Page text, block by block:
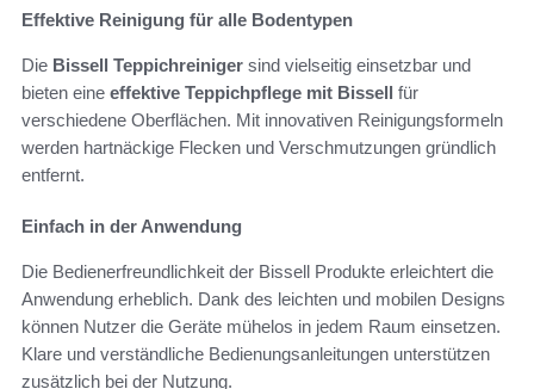
Effektive Reinigung für alle Bodentypen
Die Bissell Teppichreiniger sind vielseitig einsetzbar und
bieten eine effektive Teppichpflege mit Bissell für
verschiedene Oberflächen. Mit innovativen Reinigungsformeln
werden hartnäckige Flecken und Verschmutzungen gründlich
entfernt.
Einfach in der Anwendung
Die Bedienerfreundlichkeit der Bissell Produkte erleichtert die
Anwendung erheblich. Dank des leichten und mobilen Designs
können Nutzer die Geräte mühelos in jedem Raum einsetzen.
Klare und verständliche Bedienungsanleitungen unterstützen
zusätzlich bei der Nutzung.